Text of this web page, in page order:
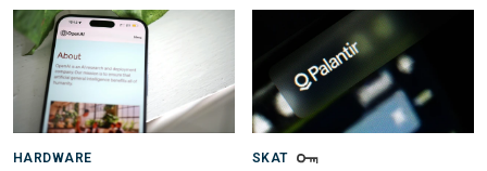
HARDWARE SKAT